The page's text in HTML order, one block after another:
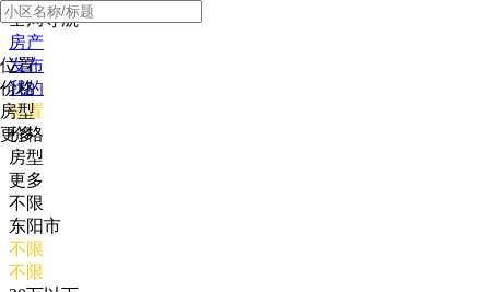
全局导航
房产
发布
我的
位置
价格
房型
更多
位置
价格
房型
更多
不限
东阳市
不限
不限